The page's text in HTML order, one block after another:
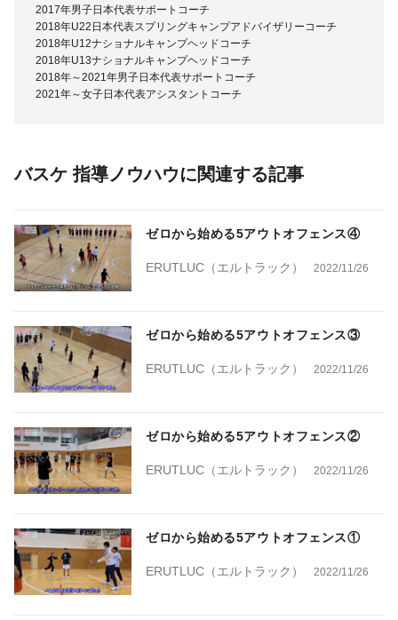
2017年男子日本代表サポートコーチ
2018年U22日本代表スプリングキャンプアドバイザリーコーチ
2018年U12ナショナルキャンプヘッドコーチ
2018年U13ナショナルキャンプヘッドコーチ
2018年～2021年男子日本代表サポートコーチ
2021年～女子日本代表アシスタントコーチ
バスケ 指導ノウハウに関連する記事
ゼロから始める5アウトオフェンス④
ERUTLUC（エルトラック） 2022/11/26
ゼロから始める5アウトオフェンス③
ERUTLUC（エルトラック） 2022/11/26
ゼロから始める5アウトオフェンス②
ERUTLUC（エルトラック） 2022/11/26
ゼロから始める5アウトオフェンス①
ERUTLUC（エルトラック） 2022/11/26